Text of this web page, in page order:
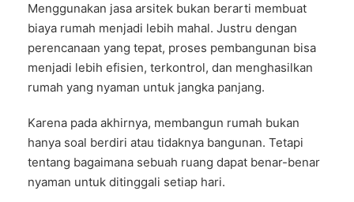
Menggunakan jasa arsitek bukan berarti membuat
biaya rumah menjadi lebih mahal. Justru dengan
perencanaan yang tepat, proses pembangunan bisa
menjadi lebih efisien, terkontrol, dan menghasilkan
rumah yang nyaman untuk jangka panjang.
Karena pada akhirnya, membangun rumah bukan
hanya soal berdiri atau tidaknya bangunan. Tetapi
tentang bagaimana sebuah ruang dapat benar-benar
nyaman untuk ditinggali setiap hari.